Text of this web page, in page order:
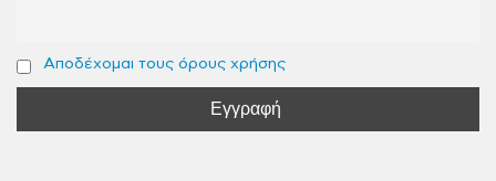
Αποδέχομαι τους όρους χρήσης